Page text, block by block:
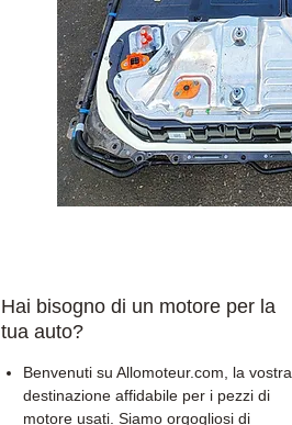
Hai bisogno di un motore per la
tua auto?
Benvenuti su Allomoteur.com, la vostra
destinazione affidabile per i pezzi di
motore usati. Siamo orgogliosi di